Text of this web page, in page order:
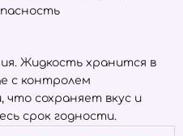
Жидкость хранится в
с контролем
сохраняет вкус и
срок годности.